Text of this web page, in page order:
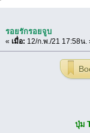
รอยรักรอยจูบ
« เมื่อ: 12/ก.พ./21 17:58น.
ปุ่ม